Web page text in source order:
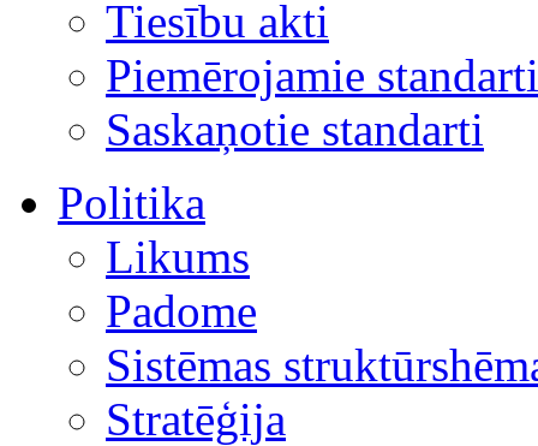
Tiesību akti
Piemērojamie standarti
Saskaņotie standarti
Politika
Likums
Padome
Sistēmas
Stratēģija